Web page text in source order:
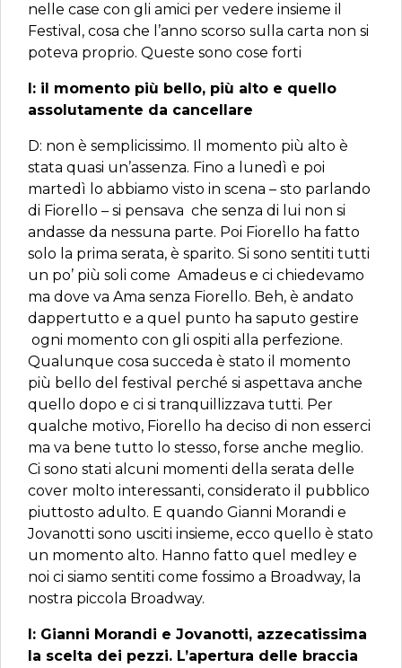
nelle case con gli amici per vedere insieme il
Festival, cosa che l’anno scorso sulla carta non si
poteva proprio. Queste sono cose forti
I: il momento più bello, più alto e quello
assolutamente da cancellare
D: non è semplicissimo. Il momento più alto è
stata quasi un’assenza. Fino a lunedì e poi
martedì lo abbiamo visto in scena – sto parlando
di Fiorello – si pensava che senza di lui non si
andasse da nessuna parte. Poi Fiorello ha fatto
solo la prima serata, è sparito. Si sono sentiti tutti
un po’ più soli come Amadeus e ci chiedevamo
ma dove va Ama senza Fiorello. Beh, è andato
dappertutto e a quel punto ha saputo gestire
ogni momento con gli ospiti alla perfezione.
Qualunque cosa succeda è stato il momento
più bello del festival perché si aspettava anche
quello dopo e ci si tranquillizzava tutti. Per
qualche motivo, Fiorello ha deciso di non esserci
ma va bene tutto lo stesso, forse anche meglio.
Ci sono stati alcuni momenti della serata delle
cover molto interessanti, considerato il pubblico
piuttosto adulto. E quando Gianni Morandi e
Jovanotti sono usciti insieme, ecco quello è stato
un momento alto. Hanno fatto quel medley e
noi ci siamo sentiti come fossimo a Broadway, la
nostra piccola Broadway.
I: Gianni Morandi e Jovanotti, azzecatissima
la scelta dei pezzi. L’apertura delle braccia